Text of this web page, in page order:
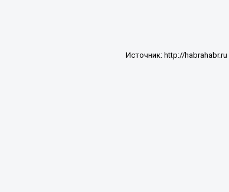
Источник: http://habrahabr.ru